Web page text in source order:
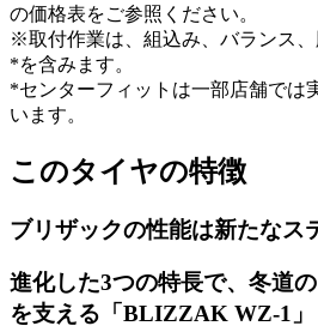
の価格表をご参照ください。
※取付作業は、組込み、バランス
*を含みます。
*センターフィットは一部店舗では
います。
このタイヤの特徴
ブリザックの性能は新たなス
進化した3つの特長で、冬道
を支える「BLIZZAK WZ-1」